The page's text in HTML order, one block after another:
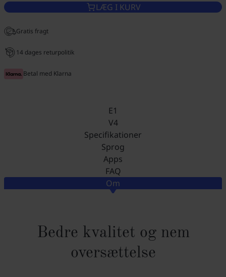
Gratis fragt
14 dages returpolitik
Betal med Klarna
LÆG I KURV
Om
E1
V4
Specifikationer
Sprog
Apps
FAQ
Bedre kvalitet og nem
oversættelse